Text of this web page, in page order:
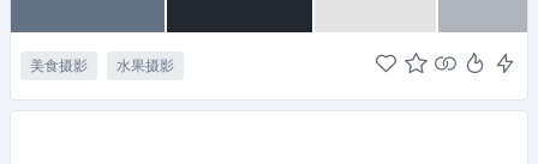
美食摄影 水果摄影